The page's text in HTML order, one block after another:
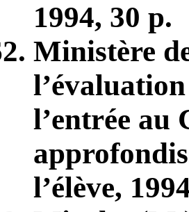
1994, 30 p.
Ministère
l’entrée au
l’élève,